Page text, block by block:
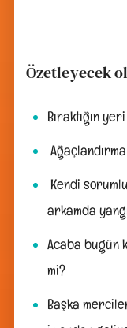
Özetleyecek
Bıraktığın
Kendi
arkamda
Acaba bugün
mi?
Başka